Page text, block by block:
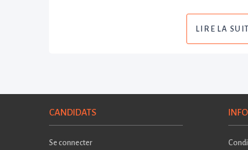
LIRE LA
CANDIDATS
Se connecter